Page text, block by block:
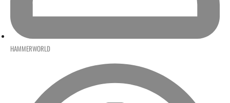
HAMMERWORLD